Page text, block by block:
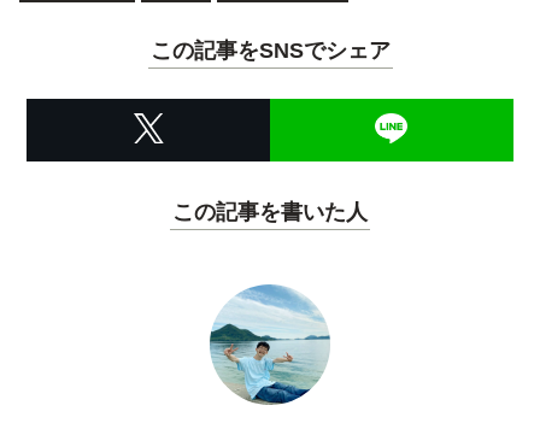
この記事をSNSでシェア
この記事を書いた人